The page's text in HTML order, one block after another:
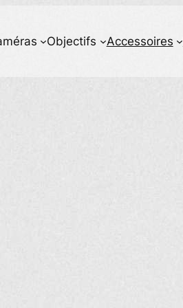
Objectifs Accessoires